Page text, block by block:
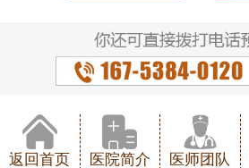
返回首页 医院简介 医师团队